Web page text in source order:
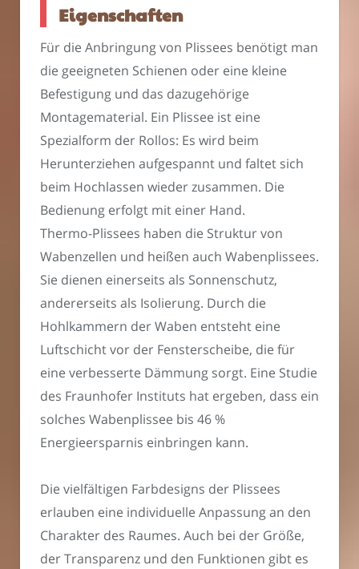
Eigenschaften
Für die Anbringung von Plissees benötigt man
die geeigneten Schienen oder eine kleine
Befestigung und das dazugehörige
Montagematerial. Ein Plissee ist eine
Spezialform der Rollos: Es wird beim
Herunterziehen aufgespannt und faltet sich
beim Hochlassen wieder zusammen. Die
Bedienung erfolgt mit einer Hand.
Thermo-Plissees haben die Struktur von
Wabenzellen und heißen auch Wabenplissees.
Sie dienen einerseits als Sonnenschutz,
andererseits als Isolierung. Durch die
Hohlkammern der Waben entsteht eine
Luftschicht vor der Fensterscheibe, die für
eine verbesserte Dämmung sorgt. Eine Studie
des Fraunhofer Instituts hat ergeben, dass ein
solches Wabenplissee bis 46 %
Energieersparnis einbringen kann.
Die vielfältigen Farbdesigns der Plissees
erlauben eine individuelle Anpassung an den
Charakter des Raumes. Auch bei der Größe,
der Transparenz und den Funktionen gibt es